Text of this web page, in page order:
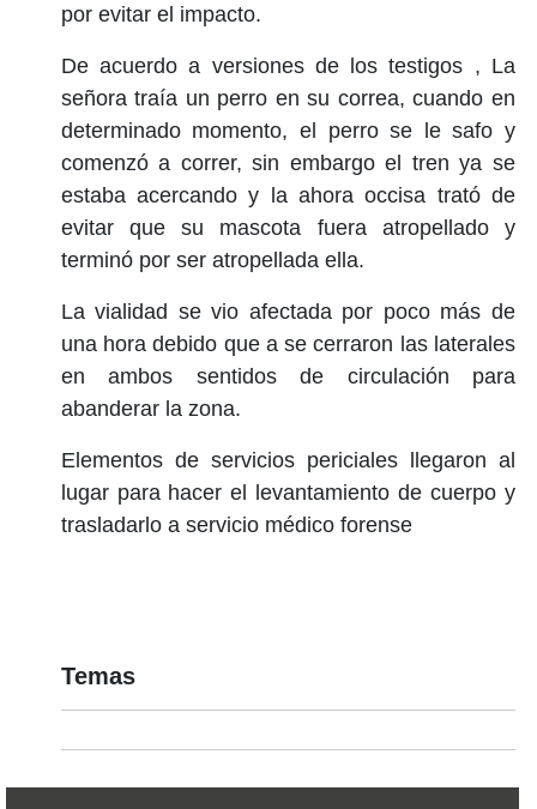
por evitar el impacto.
De acuerdo a versiones de los testigos , La
señora traía un perro en su correa, cuando en
determinado momento, el perro se le safo y
comenzó a correr, sin embargo el tren ya se
estaba acercando y la ahora occisa trató de
evitar que su mascota fuera atropellado y
terminó por ser atropellada ella.
La vialidad se vio afectada por poco más de
una hora debido que a se cerraron las laterales
en ambos sentidos de circulación para
abanderar la zona.
Elementos de servicios periciales llegaron al
lugar para hacer el levantamiento de cuerpo y
trasladarlo a servicio médico forense
Temas